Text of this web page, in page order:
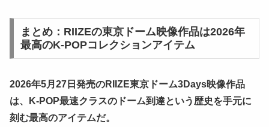
まとめ：RIIZEの東京ドーム映像作品は2026年
最高のK-POPコレクションアイテム
2026年5月27日発売のRIIZE東京ドーム3Days映像作品
は、K-POP最速クラスのドーム到達という歴史を手元に
刻む最高のアイテムだ。